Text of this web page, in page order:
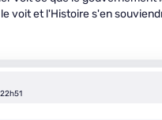
voit et l'Histoire s'en